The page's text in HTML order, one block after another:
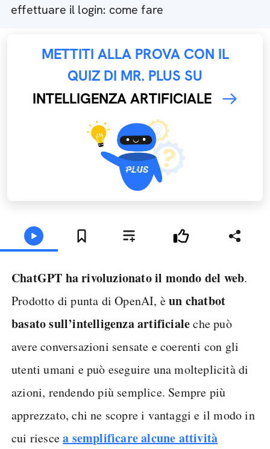
effettuare il login: come fare
METTITI ALLA PROVA CON IL
QUIZ DI MR. PLUS SU
INTELLIGENZA ARTIFICIALE
ChatGPT ha rivoluzionato il mondo del web.
Prodotto di punta di OpenAI, èun chatbot
basato sull’intelligenzaartificialeche può
avere conversazioni sensate e coerenti con gli
utenti umani e può eseguire una molteplicità di
azioni, rendendo più semplice. Sempre più
apprezzato, chi ne scopre i vantaggi e il modo in
cui riescea semplificare alcune attività